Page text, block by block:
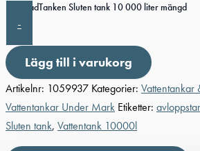
-
ÄlvestadTanken Sluten tank 10 000 liter mängd
Lägg till i varukorg
Artikelnr: 1059937 Kategorier: Vattentankar
Vattentankar Under Mark Etiketter:
Sluten tank, Vattentank 10000l